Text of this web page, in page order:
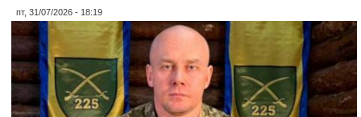
пт, 31/07/2026 - 18:19